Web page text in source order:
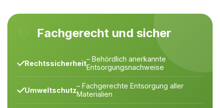
Fachgerecht und sicher
Rechtssicherheit– Behördlich anerkannte
Entsorgungsnachweise
Umweltschutz– Fachgerechte Entsorgung aller
Materialien